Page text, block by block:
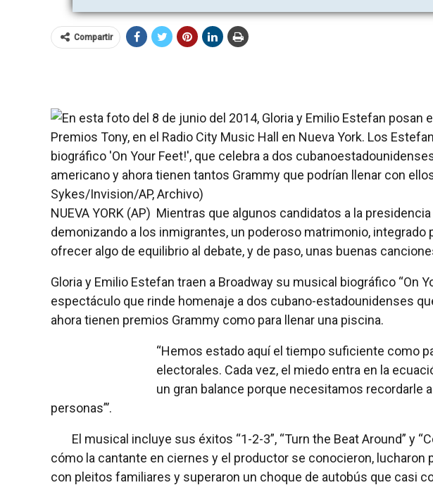
Compartir
NUEVA YORK (AP)  Mientras que algunos candidatos a la
demonizando a los inmigrantes, un poderoso matrimonio, integrado
ofrecer algo de equilibrio al debate, y de paso, unas buenas
Gloria y Emilio Estefan traen a Broadway su musical biográfico “On
espectáculo que rinde homenaje a dos cubano-estadounidenses
ahora tienen premios Grammy como para llenar una piscina.
“Hemos estado aquí el tiempo suficiente como
electorales. Cada vez, el miedo entra en la
un gran balance porque necesitamos recordarle
personas”’.
El musical incluye sus éxitos “1-2-3”, “Turn the Beat Around” y
cómo la cantante en ciernes y el productor se conocieron, lucharon
con pleitos familiares y superaron un choque de autobús que casi